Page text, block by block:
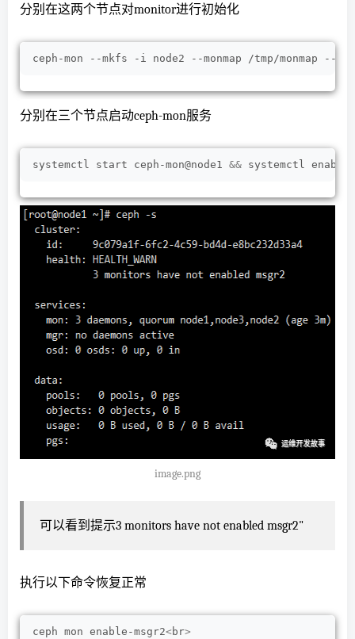
分别在这两个节点对monitor进行初始化
ceph-mon --mkfs -i node2 --monmap /tmp/monmap --
分别在三个节点启动ceph-mon服务
systemctl start ceph-mon@node1 && systemctl enable
image.png
可以看到提示3 monitors have not enabled msgr2"
执行以下命令恢复正常
ceph mon enable-msgr2<br>